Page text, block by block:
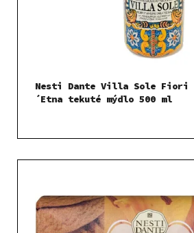
Nesti Dante Villa Sole Fiori
´Etna tekuté mýdlo 500 ml